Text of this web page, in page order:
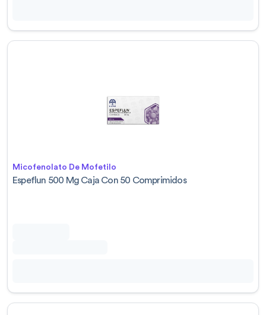
Micofenolato De Mofetilo
Espeflun 500 Mg Caja Con 50 Comprimidos